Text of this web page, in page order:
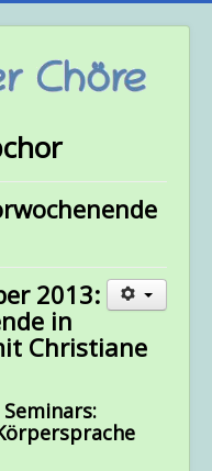
2013:
in
Christiane